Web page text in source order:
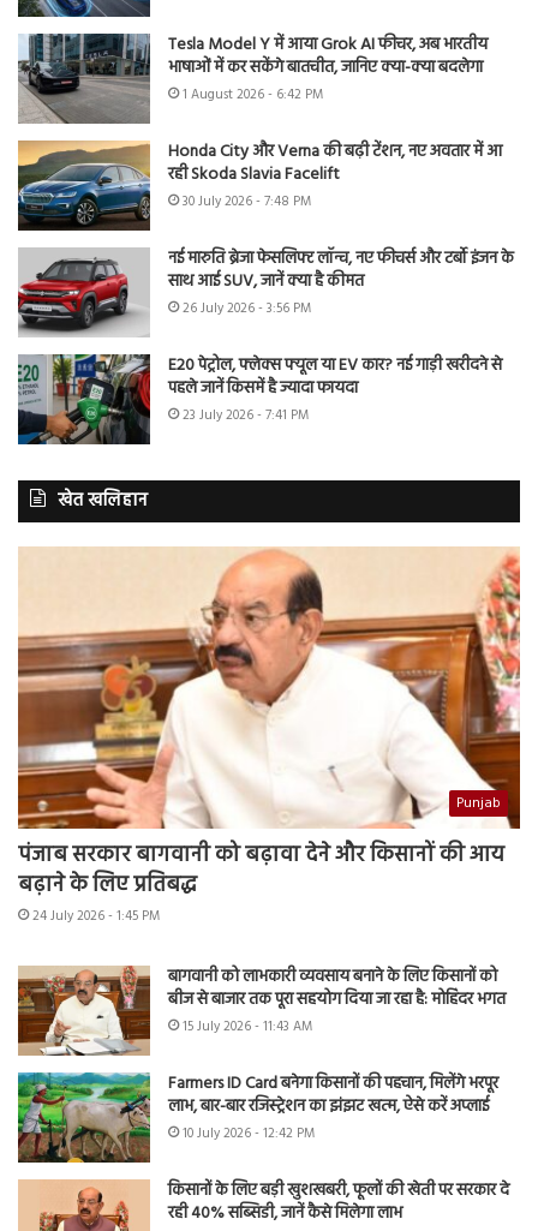
Tesla Model Y में आया Grok AI फीचर, अब भारतीय
भाषाओं में कर सकेंगे बातचीत, जानिए क्या-क्या बदलेगा
1 August 2026 - 6:42 PM
Honda City और Verna की बढ़ी टेंशन, नए अवतार में आ
रही Skoda Slavia Facelift
30 July 2026 - 7:48 PM
नई मारुति ब्रेजा फेसलिफ्ट लॉन्च, नए फीचर्स और टर्बो इंजन के
साथ आई SUV, जानें क्या है कीमत
26 July 2026 - 3:56 PM
E20 पेट्रोल, फ्लेक्स फ्यूल या EV कार? नई गाड़ी खरीदने से
पहले जानें किसमें है ज्यादा फायदा
23 July 2026 - 7:41 PM
खेत खलिहान
Punjab
पंजाब सरकार बागवानी को बढ़ावा देने और किसानों की आय
बढ़ाने के लिए प्रतिबद्ध
24 July 2026 - 1:45 PM
बागवानी को लाभकारी व्यवसाय बनाने के लिए किसानों को
बीज से बाजार तक पूरा सहयोग दिया जा रहा है: मोहिंदर भगत
15 July 2026 - 11:43 AM
Farmers ID Card बनेगा किसानों की पहचान, मिलेंगे भरपूर
लाभ, बार-बार रजिस्ट्रेशन का झंझट खत्म, ऐसे करें अप्लाई
10 July 2026 - 12:42 PM
किसानों के लिए बड़ी खुशखबरी, फूलों की खेती पर सरकार दे
रही 40% सब्सिडी, जानें कैसे मिलेगा लाभ